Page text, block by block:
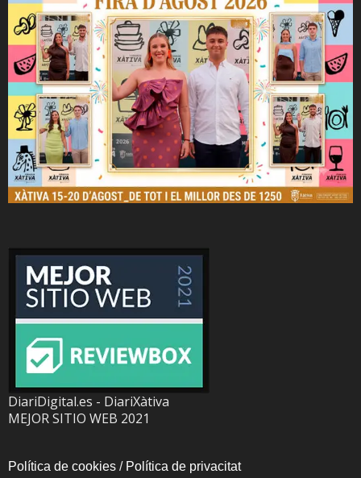
DiariDigital.es - DiariXàtiva
MEJOR SITIO WEB 2021
Política de cookies / Política de privacitat